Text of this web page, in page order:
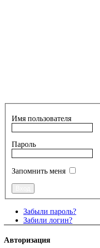
Имя пользователя
Пароль
Запомнить меня
Забыли пароль?
Забили логин?
Авторизация